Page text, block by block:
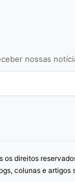
nossas
os direitos
colunas e artigos